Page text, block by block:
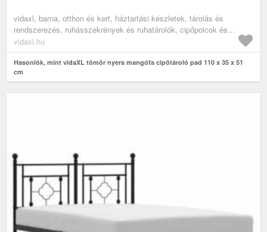
vidaxl, barna, otthon és kert, háztartási készletek, tárolás és
rendszerezés, ruhásszekrények és ruhatárolók, cipőpolcok és
-állványok
vidaxl.hu
Hasonlók, mint vidaXL tömör nyers mangófa cipőtároló pad 110 x 35 x 51
cm